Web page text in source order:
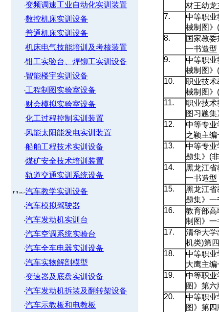
变频调速工业自动化实训装置
数控机床实训设备
普通机床实训设备
机床电气技能培训及考核装置
钳工实验台、焊铆工实训设备
智能楼宇实训设备
工程制图实验室设备
财会模拟实验室设备
化工过程控制实训装置
风能太阳能发电实训装置
船舶工程技术实训设备
煤矿安全技术培训装置
轨道交通实训系统设备
汽车教学实训设备
汽车模拟驾驶器
汽车发动机实训台
汽车空调系统实验台
汽车全车电器实训设备
汽车实物解剖模型
变速器及底盘实训设备
汽车发动机拆装及翻转架设备
汽车示教板和电教板
材王幼龙
7.
中等职业
械制图》
8.
国家教
一书造型
9.
中等职业
械制图》
10.
职业技术
械制图》
11.
职业技术
图习题
12.
中等专业
之颖主
13.
中等专业
题集》(
14.
黑龙江省
一书造型
15.
黑龙江省
题集》一
16.
教育部高
制图》一
17.
清华大学
机类)第
18.
中等职业
大鹰主
19.
中等职业
图》第
20.
中等职业
图》第